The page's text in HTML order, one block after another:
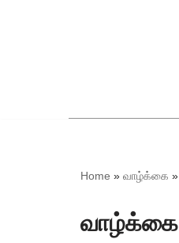
Home » வாழ்க்கை »
வாழ்க்கை